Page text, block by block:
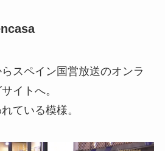
スペイン国営放送のオンラ
イトへ。
ている模様。